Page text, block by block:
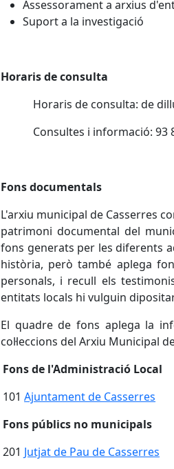
Assessorament a arxius
Suport a la investigació
Horaris de consulta
Horaris de consulta: de
Consultes i informació: 93
Fons documentals
L'arxiu municipal de Casserres
patrimoni documental del
fons generats per les diferents
història, però també aplega
personals, i recull els
entitats locals hi vulguin
El quadre de fons aplega la
col·leccions del Arxiu Municipal
Fons de l'Administració Local
101Ajuntament de Casserres
Fons públics no municipals
201 Jutjat de Pau de Casserres